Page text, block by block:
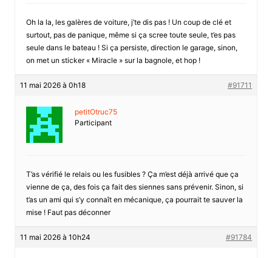
Oh la la, les galères de voiture, j’te dis pas ! Un coup de clé et
surtout, pas de panique, même si ça scree toute seule, t’es pas
seule dans le bateau ! Si ça persiste, direction le garage, sinon,
on met un sticker « Miracle » sur la bagnole, et hop !
11 mai 2026 à 0h18 #91711
petitOtruc75
Participant
T’as vérifié le relais ou les fusibles ? Ça m’est déjà arrivé que ça
vienne de ça, des fois ça fait des siennes sans prévenir. Sinon, si
t’as un ami qui s’y connaît en mécanique, ça pourrait te sauver la
mise ! Faut pas déconner
11 mai 2026 à 10h24 #91784